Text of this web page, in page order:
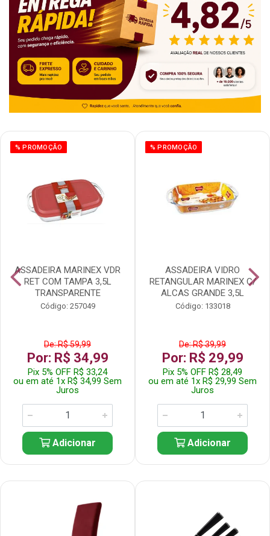
% PROMOÇÃO
ASSADEIRA MARINEX VDR
RET COM TAMPA 3,5L
TRANSPARENTE
Código: 257049
De: R$ 59,99
Por: R$ 34,99
Pix 5% OFF R$ 33,24
ou em até 1x R$ 34,99 Sem
Juros
Adicionar
% PROMOÇÃO
ASSADEIRA VIDRO
RETANGULAR MARINEX C/
ALCAS GRANDE 3,5L
Código: 133018
De: R$ 39,99
Por: R$ 29,99
Pix 5% OFF R$ 28,49
ou em até 1x R$ 29,99 Sem
Juros
Adicionar